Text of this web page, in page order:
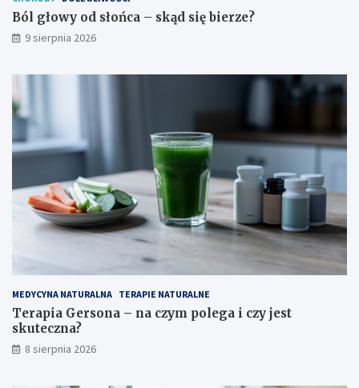
i
ę
b
e
z
e
?
o
l
e
a
c
z
y
j
s
e
c
z
n
a
?
Ból głowy od słońca – skąd się bierze?
9 sierpnia 2026
MEDYCYNA NATURALNA TERAPIE NATURALNE
Terapia Gersona – na czym polega i czy jest
skuteczna?
8 sierpnia 2026